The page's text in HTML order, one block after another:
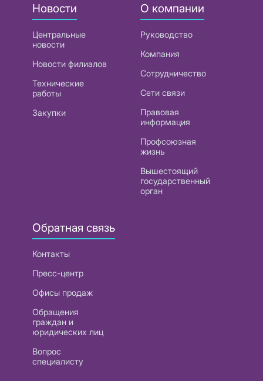
Новости
Центральные
новости
Новости филиалов
Технические
работы
Закупки
О компании
Руководство
Компания
Сотрудничество
Сети связи
Правовая
информация
Профсоюзная
жизнь
Вышестоящий
государственный
орган
Обратная связь
Контакты
Пресс-центр
Офисы продаж
Обращения
граждан и
юридических лиц
Вопрос
специалисту